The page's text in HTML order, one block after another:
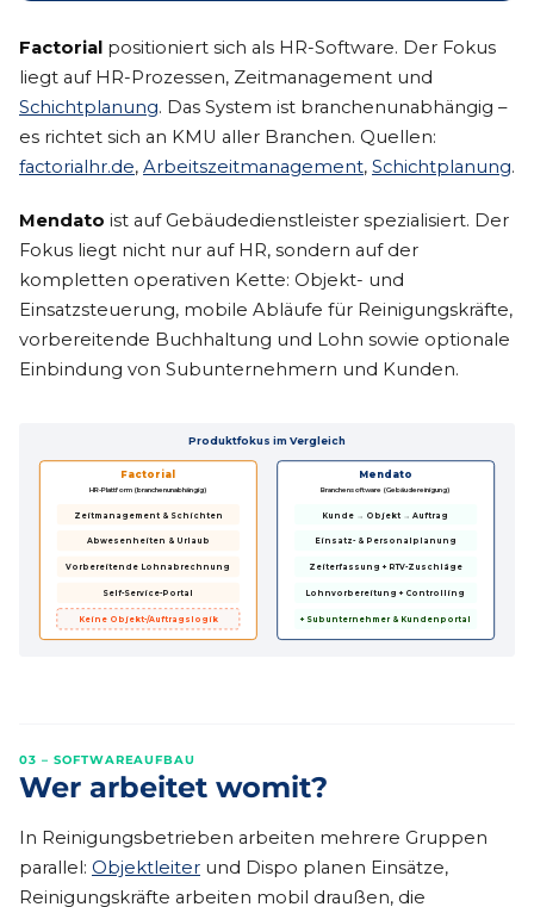
Factorial positioniert sich als HR-Software. Der Fokus
liegt auf HR-Prozessen, Zeitmanagement und
Schichtplanung. Das System ist branchenunabhängig –
es richtet sich an KMU aller Branchen. Quellen:
factorialhr.de, Arbeitszeitmanagement, Schichtplanung.
Mendato ist auf Gebäudedienstleister spezialisiert. Der
Fokus liegt nicht nur auf HR, sondern auf der
kompletten operativen Kette: Objekt- und
Einsatzsteuerung, mobile Abläufe für Reinigungskräfte,
vorbereitende Buchhaltung und Lohn sowie optionale
Einbindung von Subunternehmern und Kunden.
Produktfokus im Vergleich
Factorial
HR-Plattform (branchenunabhängig)
Zeitmanagement & Schichten
Abwesenheiten & Urlaub
Vorbereitende Lohnabrechnung
Self-Service-Portal
Keine Objekt-/Auftragslogik
Mendato
Branchensoftware (Gebäudereinigung)
Kunde → Objekt → Auftrag
Einsatz- & Personalplanung
Zeiterfassung + RTV-Zuschläge
Lohnvorbereitung + Controlling
+ Subunternehmer & Kundenportal
03 – SOFTWAREAUFBAU
Wer arbeitet womit?
In Reinigungsbetrieben arbeiten mehrere Gruppen
parallel: Objektleiter und Dispo planen Einsätze,
Reinigungskräfte arbeiten mobil draußen, die